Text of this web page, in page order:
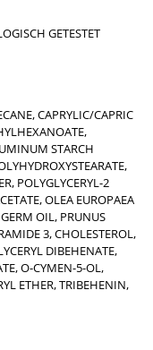
GETESTET
CAPRYLIC/CAPRIC
STARCH
POLYGLYCERYL-2
OLEA EUROPAEA
OIL, PRUNUS
3, CHOLESTEROL,
DIBEHENATE,
O-CYMEN-5-OL,
ETHER, TRIBEHENIN,